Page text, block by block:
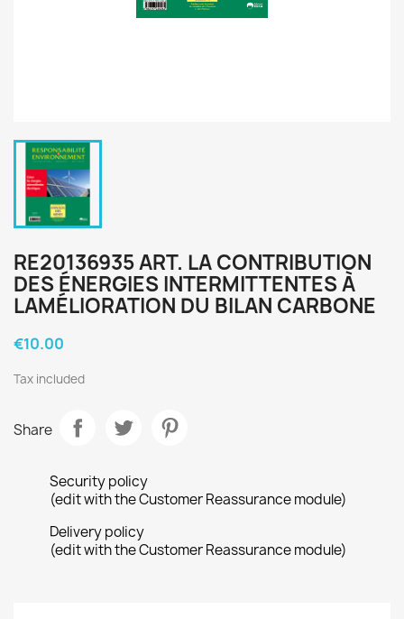
RE20136935 ART. LA CONTRIBUTION
DES ÉNERGIES INTERMITTENTES À
LAMÉLIORATION DU BILAN CARBONE
€10.00
Tax included
Share
Security policy
(edit with the Customer Reassurance module)
Delivery policy
(edit with the Customer Reassurance module)